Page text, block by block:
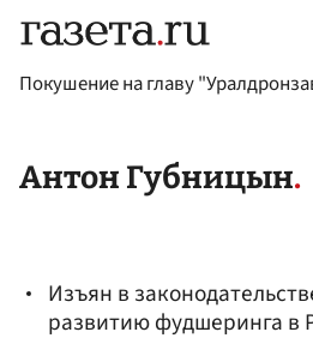
Покушение на главу
Антон Губницын
Изъян в
развитию фудшеринга в